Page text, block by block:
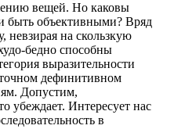
вещей. Но каковы
быть объективными? Вряд
невзирая на скользкую
бедно способны
выразительности
дефинитивном
Допустим,
убеждает. Интересует нас
в